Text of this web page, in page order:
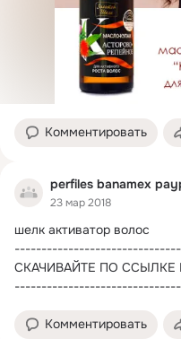
Комментировать
perfiles banamex
23 мар 2018
шелк активатор волос
СКАЧИВАЙТЕ ПО ССЫЛКЕ
Комментировать